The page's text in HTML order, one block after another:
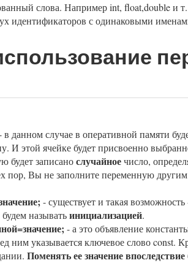
слова. Например int, float,double и
идентификаторов с одинаковыми
в данном случае в оперативной памяти
И этой ячейке будет присвоенно
будет записанослучайноечисло,
пор, Вы не заполните переменную
- существует и такая
называтьинициализацией.
- а это объявление
ним указывается ключевое слово const.
Поменять ее значение